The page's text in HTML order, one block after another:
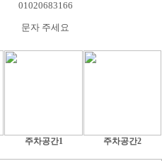
01020683166
문자 주세요
주차공간1 주차공간2